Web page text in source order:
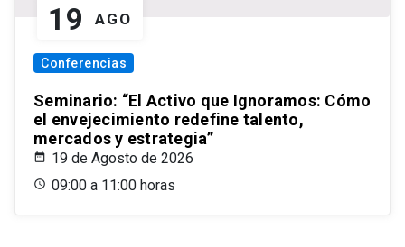
19 AGO
Conferencias
Seminario: “El Activo que Ignoramos: Cómo
el envejecimiento redefine talento,
mercados y estrategia”
19 de Agosto de 2026
09:00 a 11:00 horas